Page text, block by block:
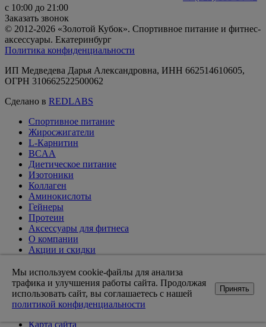
с 10:00 до 21:00
Заказать звонок
© 2012-2026 «Золотой Кубок». Спортивное питание и фитнес-
аксессуары. Екатеринбург
Политика конфиденциальности
ИП Медведева Дарья Александровна, ИНН 662514610605,
ОГРН 310662522500062
Сделано в REDLABS
Спортивное питание
Жиросжигатели
L-Карнитин
BCAA
Диетическое питание
Изотоники
Коллаген
Аминокислоты
Гейнеры
Протеин
Аксессуары для фитнеса
О компании
Акции и скидки
Доставка и оплата
Оптовикам
Статьи
Возврат товара
Карта сайта
Мы используем cookie-файлы для анализа
трафика и улучшения работы сайта. Продолжая
использовать сайт, вы соглашаетесь с нашей
политикой конфиденциальности
Принять